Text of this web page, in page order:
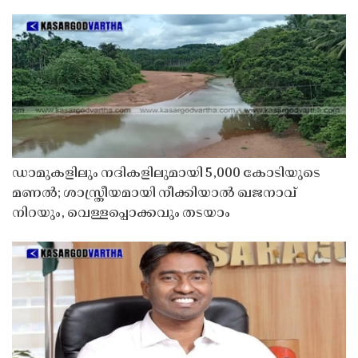
ഡാമുകളിലും നദികളിലുമായി 5,000 കോടിയുടെ
മണൽ; ശാസ്ത്രീയമായി നീക്കിയാൽ ഖജനാവ്
നിറയും, വെള്ളപ്പൊക്കവും തടയാം